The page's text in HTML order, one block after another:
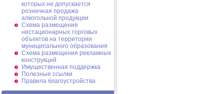
которых не допускается
розничная продажа
алкогольной продукции
Схема размещения
нестационарных торговых
объектов на территории
муниципального образования
Схема размещения рекламных
конструкций
Имущественная поддержка
Полезные ссылки
Правила благоустройства